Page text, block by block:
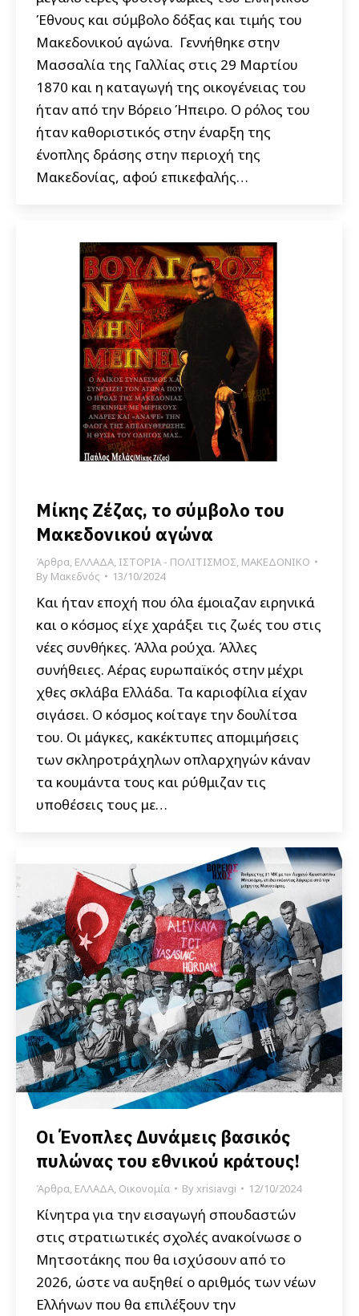
Έθνους και σύμβολο δόξας και τιμής του
Μακεδονικού αγώνα. Γεννήθηκε στην
Μασσαλία της Γαλλίας στις 29 Μαρτίου
1870 και η καταγωγή της οικογένειας του
ήταν από την Βόρειο Ήπειρο. Ο ρόλος του
ήταν καθοριστικός στην έναρξη της
ένοπλης δράσης στην περιοχή της
Μακεδονίας, αφού επικεφαλής…
Μίκης Ζέζας, το σύμβολο του
Μακεδονικού αγώνα
Άρθρα ΕΛΛΑΔΑ ΙΣΤΟΡΙΑ - ΠΟΛΙΤΙΣΜΟΣ ΜΑΚΕΔΟΝΙΚΟ
By Μακεδνός 13/10/2024
Και ήταν εποχή που όλα έμοιαζαν ειρηνικά
και ο κόσμος είχε χαράξει τις ζωές του στις
νέες συνθήκες. Άλλα ρούχα. Άλλες
συνήθειες. Αέρας ευρωπαϊκός στην μέχρι
χθες σκλάβα Ελλάδα. Τα καριοφίλια είχαν
σιγάσει. Ο κόσμος κοίταγε την δουλίτσα
του. Οι μάγκες, κακέκτυπες απομιμήσεις
των σκληροτράχηλων οπλαρχηγών κάναν
τα κουμάντα τους και ρύθμιζαν τις
υποθέσεις τους με…
Οι Ένοπλες Δυνάμεις βασικός
πυλώνας του εθνικού κράτους!
Άρθρα ΕΛΛΑΔΑ Οικονομία Byxrisiavgi 12/10/2024
Κίνητρα για την εισαγωγή σπουδαστών
στις στρατιωτικές σχολές ανακοίνωσε ο
Μητσοτάκης που θα ισχύσουν από το
2026, ώστε να αυξηθεί ο αριθμός των νέων
Ελλήνων που θα επιλέξουν την